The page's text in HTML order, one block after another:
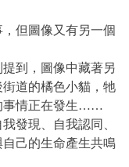
，但圖像又有另一個
提到，圖像中藏著另
道的橘色小貓，牠
事情正在發生……
發現、自我認同、
己的生命產生共鳴